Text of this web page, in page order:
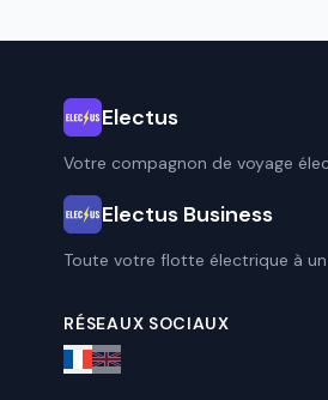
Electus
Votre compagnon de voyage
Electus Business
Toute votre flotte électrique à
RÉSEAUX SOCIAUX